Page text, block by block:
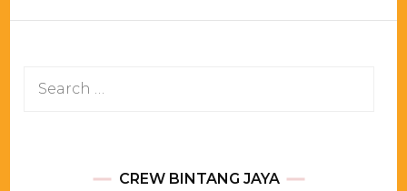
Search
CREW BINTANG JAYA